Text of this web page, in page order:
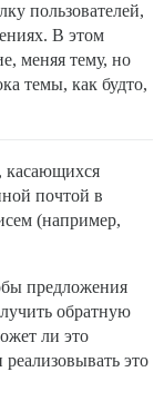
пользователей,
В этом
меняя тему, но
темы, как будто,
касающихся
почтой в
(например,
предложения
обратную
ли это
это